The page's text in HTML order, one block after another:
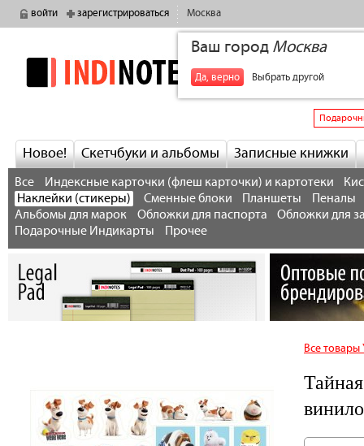
войти зарегистрироваться Москва
Ваш город Москва
Да, верно Выбрать другой
indinotes
Новое! Скетчбуки и альбомы Записные книжки
Все Индексные карточки (флеш карточки) и картотеки
Наклейки (стикеры)
Сменные блоки Планшеты
Пеналы
Альбомы для марок
Обложки для паспорта
Обложки для
Подарочные Индикарты
Прочее
Все товары